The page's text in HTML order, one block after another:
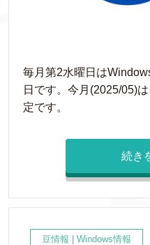
毎月第2水曜日は
日です。今月(2025/05)
定です。
続き
豆情報 Windows情報